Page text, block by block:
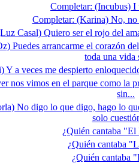
Completar: (Incubus)
Completar: (Karina) No,
Casal) Quiero ser el rojo del
Puedes arrancarme el corazón
toda una vida
Y a veces me despierto
nos vimos en el parque como la
sin...
No digo lo que digo, hago lo
solo
¿Quién cantaba "El
¿Quién cantaba
¿Quién cantaba